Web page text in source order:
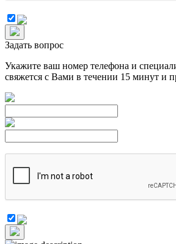
Задать вопрос
Укажите ваш номер телефона и
свяжется с Вами в течении 15 минут и